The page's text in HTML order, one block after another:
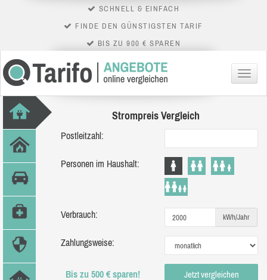
SCHNELL & EINFACH
FINDE DEN GÜNSTIGSTEN TARIF
BIS ZU 900 € SPAREN
Menü
Strompreis Vergleich
Postleitzahl:
Personen im Haushalt:
Verbrauch: kWh/Jahr
Zahlungsweise:
Bis zu 500 € sparen! Jetzt vergleichen